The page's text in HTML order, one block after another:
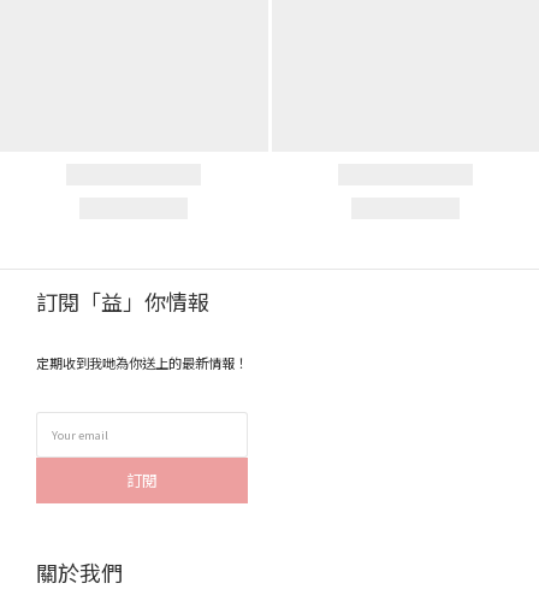
訂閱「益」你情報
定期收到我哋為你送上的最新情報！
訂閱
關於我們